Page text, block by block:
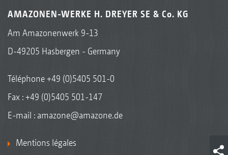
AMAZONEN-WERKE H. DREYER SE & Co. KG
Am Amazonenwerk 9-13
D-49205 Hasbergen - Germany
Téléphone+49 (0)5405 501-0
Fax : +49 (0)5405 501-147
E-mail : amazone@amazone.de
Mentions légales